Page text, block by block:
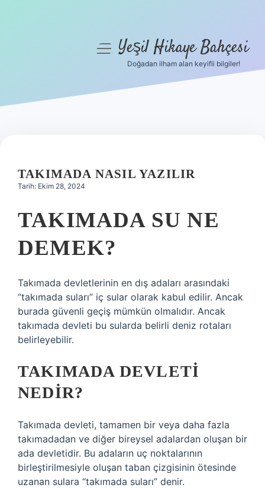
Hakkımızda
menüyüYeşil Hikaye Bahçesi
Doğadan ilham alan keyifli bilgiler!
TAKIMADA NASIL YAZILIR
Tarih: Ekim 28, 2024
TAKIMADA SU NE
DEMEK?
Takımada devletlerinin en dış adaları arasındaki
“takımada suları” iç sular olarak kabul edilir. Ancak
burada güvenli geçiş mümkün olmalıdır. Ancak
takımada devleti bu sularda belirli deniz rotaları
belirleyebilir.
TAKIMADA DEVLETI
NEDIR?
Takımada devleti, tamamen bir veya daha fazla
takımadadan ve diğer bireysel adalardan oluşan bir
ada devletidir. Bu adaların uç noktalarının
birleştirilmesiyle oluşan taban çizgisinin ötesinde
uzanan sulara “takımada suları” denir.